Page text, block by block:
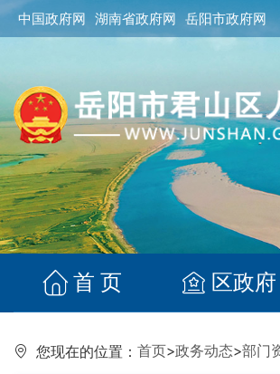
中国政府网 湖南省政府网 岳阳市政府网
首 页 区政府
您现在的位置： 首页>政务动态>部门